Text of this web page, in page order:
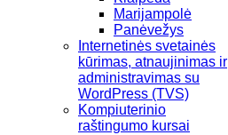
Marijampolė
Panėvežys
Internetinės svetainės
kūrimas, atnaujinimas ir
administravimas su
WordPress (TVS)
Kompiuterinio
raštingumo kursai